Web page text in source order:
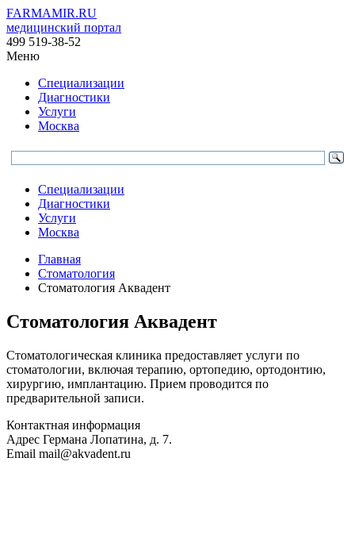
FARMAMIR.RU
медицинский портал
499 519-38-52
Меню
Специализации
Диагностики
Услуги
Москва
Специализации
Диагностики
Услуги
Москва
Главная
Стоматология
Стоматология Аквадент
Стоматология Аквадент
Стоматологическая клиника предоставляет услуги по
стоматологии, включая терапию, ортопедию, ортодонтию,
хирургию, имплантацию. Прием проводится по
предварительной записи.
Контактная информация
Адрес Германа Лопатина, д. 7.
Email mail@akvadent.ru